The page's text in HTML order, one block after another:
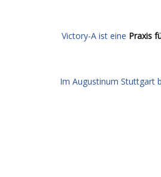
Victory-A ist eine Praxis
Im Augustinum Stuttgart